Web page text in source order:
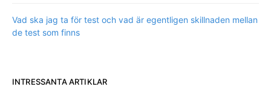
Vad ska jag ta för test och vad är egentligen skillnaden mellan
de test som finns
INTRESSANTA ARTIKLAR